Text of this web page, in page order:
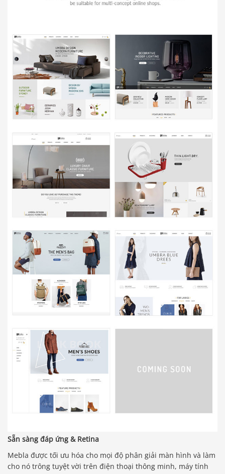
Sẵn sàng đáp ứng & Retina
Mebla được tối ưu hóa cho mọi độ phân giải màn hình và làm
cho nó trông tuyệt vời trên điện thoại thông minh, máy tính